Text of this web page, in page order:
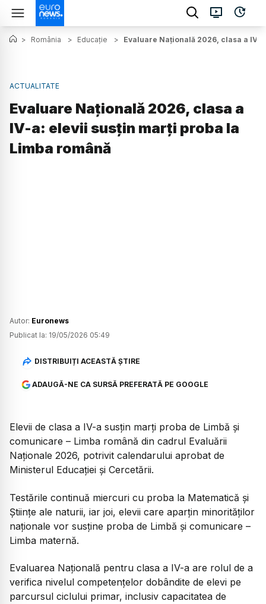
> România > Educație > Evaluare Națională 2026, clasa a
ACTUALITATE
Evaluare Națională 2026, clasa a
IV-a: elevii susțin marți proba la
Limba română
Autor: Euronews
Publicat la: 19/05/2026 05:49
DISTRIBUIȚI ACEASTĂ ȘTIRE
ADAUGĂ-NE CA SURSĂ PREFERATĂ PE GOOGLE
Elevii de clasa a IV-a susțin marți proba de Limbă și
comunicare – Limba română din cadrul Evaluării
Naționale 2026, potrivit calendarului aprobat de
Ministerul Educației și Cercetării.
Testările continuă miercuri cu proba la Matematică și
Științe ale naturii, iar joi, elevii care aparțin minorităților
naționale vor susține proba de Limbă și comunicare –
Limba maternă.
Evaluarea Națională pentru clasa a IV-a are rolul de a
verifica nivelul competențelor dobândite de elevi pe
parcursul ciclului primar, inclusiv capacitatea de